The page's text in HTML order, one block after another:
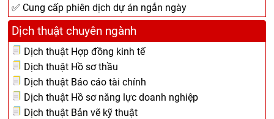
✅ Cung cấp phiên dịch dự án ngắn ngày
Dịch thuật chuyên ngành
Dịch thuật Hợp đồng kinh tế
Dịch thuật Hồ sơ thầu
Dịch thuật Báo cáo tài chính
Dịch thuật Hồ sơ năng lực doanh nghiệp
Dịch thuật Bản vẽ kỹ thuật